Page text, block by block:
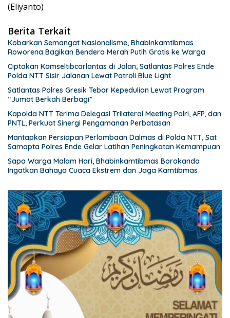
(Eliyanto)
Berita Terkait
Kobarkan Semangat Nasionalisme, Bhabinkamtibmas
Roworena Bagikan Bendera Merah Putih Gratis ke Warga
Ciptakan Kamseltibcarlantas di Jalan, Satlantas Polres Ende
Polda NTT Sisir Jalanan Lewat Patroli Blue Light
Satlantas Polres Gresik Tebar Kepedulian Lewat Program
“Jumat Berkah Berbagi”
Kapolda NTT Terima Delegasi Trilateral Meeting Polri, AFP, dan
PNTL, Perkuat Sinergi Pengamanan Perbatasan
Mantapkan Persiapan Perlombaan Dalmas di Polda NTT, Sat
Samapta Polres Ende Gelar Latihan Peningkatan Kemampuan
Sapa Warga Malam Hari, Bhabinkamtibmas Borokanda
Ingatkan Bahaya Cuaca Ekstrem dan Jaga Kamtibmas